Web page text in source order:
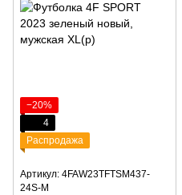
−20%
4
Распродажа
Артикул: 4FAW23TFTSM437-
24S-M